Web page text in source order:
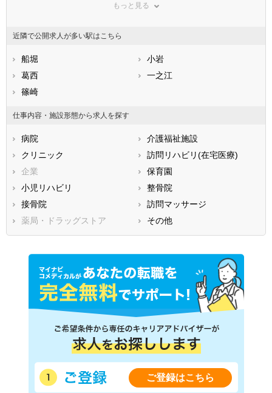
神奈川県
石川県
福井県
静岡県
滋賀県
兵庫県
香川県
高知県
福岡県
長崎県
熊本県
鹿児島県
もっと見る
近隣で公開求人が多い駅はこちら
船堀
小岩
葛西
一之江
篠崎
仕事内容・施設形態から求人を探す
病院
介護福祉施設
クリニック
訪問リハビリ(在宅医療)
企業
保育園
小児リハビリ
整骨院
接骨院
訪問マッサージ
薬局・ドラッグストア
その他
ご登録はこちら